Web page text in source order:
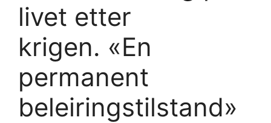
livet etter
krigen. «En
permanent
beleiringstilstand»